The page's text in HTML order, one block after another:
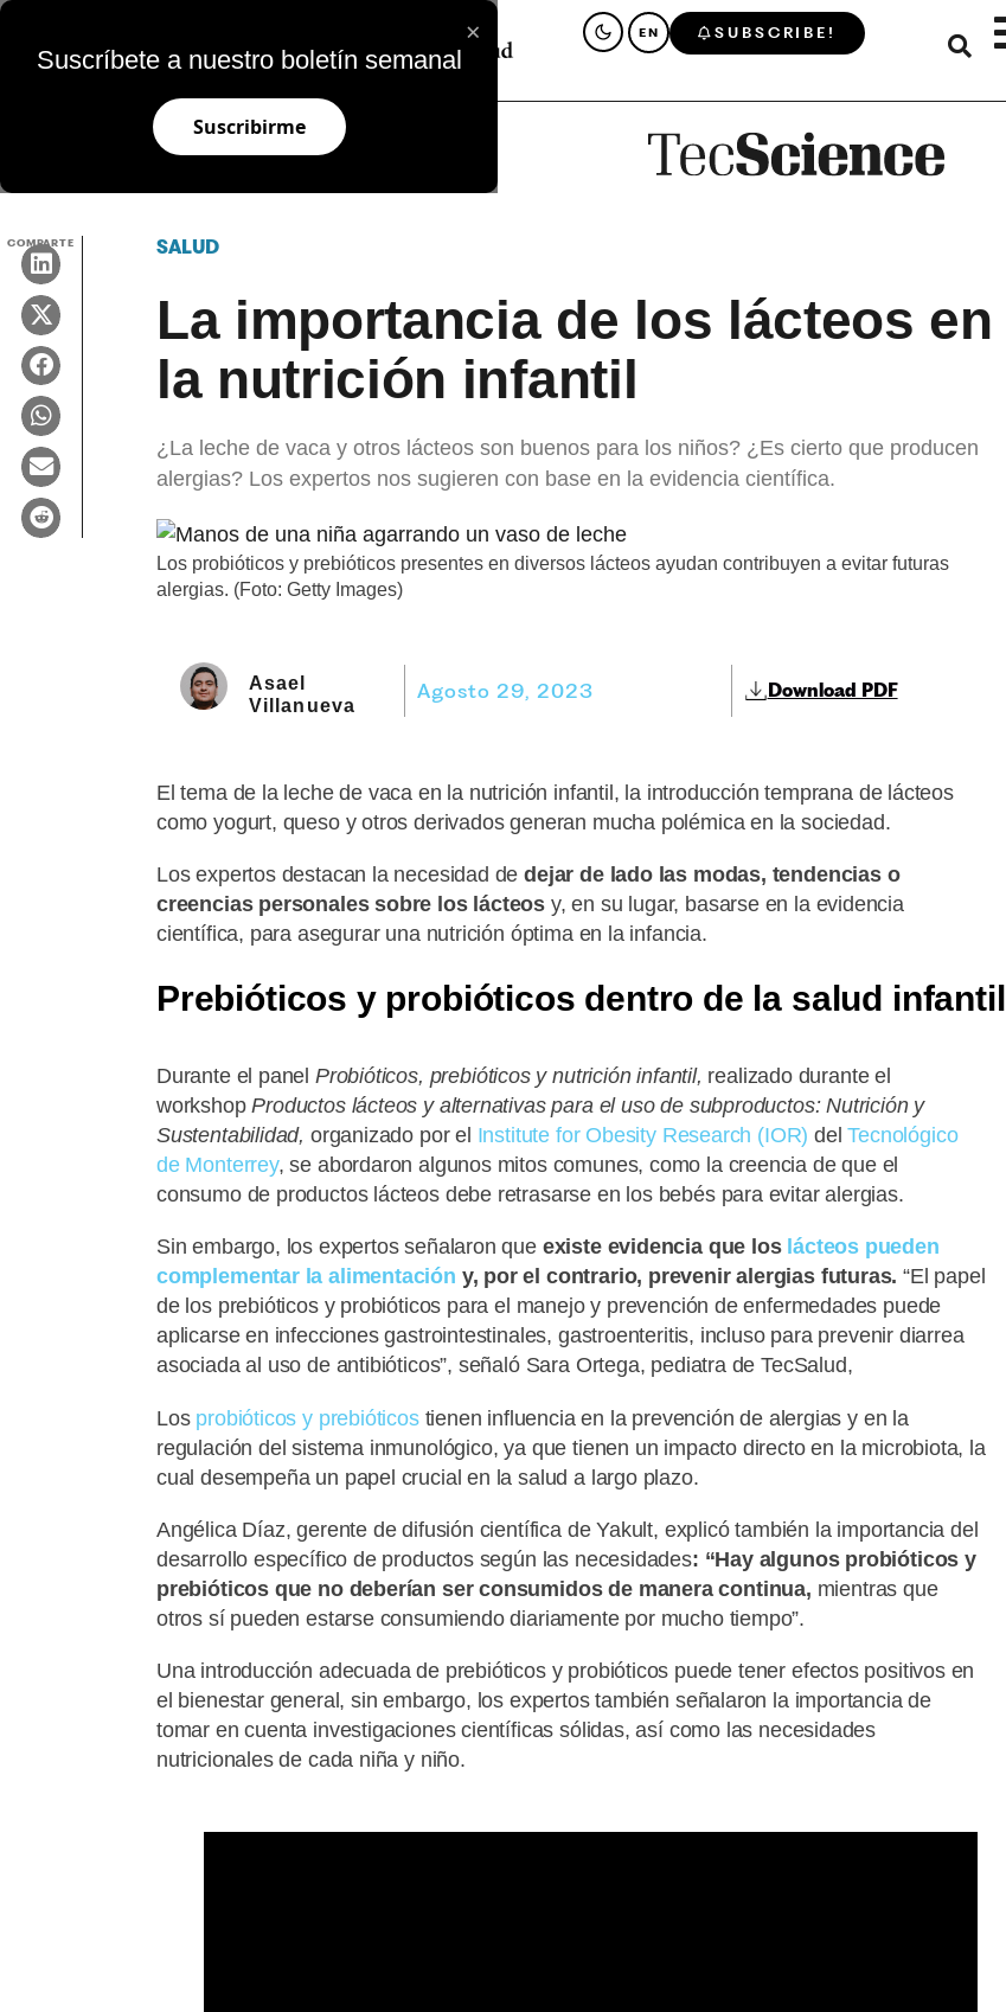
×
Suscríbete a nuestro boletín semanal
Suscribirme
EN SUBSCRIBE!
COMPARTE SALUD
La importancia de los lácteos en
la nutrición infantil
¿La leche de vaca y otros lácteos son buenos para los niños? ¿Es cierto que producen
alergias? Los expertos nos sugieren con base en la evidencia científica.
Los probióticos y prebióticos presentes en diversos lácteos ayudan contribuyen a evitar futuras
alergias. (Foto: Getty Images)
Asael
Villanueva
Agosto 29, 2023 Download PDF
El tema de la leche de vaca en la nutrición infantil, la introducción temprana de lácteos
como yogurt, queso y otros derivados generan mucha polémica en la sociedad.
Los expertos destacan la necesidad dedejar de lado las modas, tendencias o
creencias personales sobre los lácteos y, en su lugar, basarse en la evidencia
científica, para asegurar una nutrición óptima en la infancia.
Prebióticos y probióticos dentro de la salud infantil
Durante el panel Probióticos, prebióticos y nutrición infantil, realizado durante el
workshopProductos lácteos y alternativas para el uso de subproductos: Nutrición y
Sustentabilidad, organizado por el Institute for Obesity Research (IOR) del Tecnológico
de Monterrey, se abordaron algunos mitos comunes, como la creencia de que el
consumo de productos lácteos debe retrasarse en los bebés para evitar alergias.
Sin embargo, los expertos señalaron que existe evidencia que los lácteos pueden
complementar la alimentación y, por el contrario, prevenir alergias futuras.“El papel
de los prebióticos y probióticos para el manejo y prevención de enfermedades puede
aplicarse en infecciones gastrointestinales, gastroenteritis, incluso para prevenir diarrea
asociada al uso de antibióticos”, señaló Sara Ortega, pediatra de TecSalud,
Los probióticos y prebióticostienen influencia en la prevención de alergias y en la
regulación del sistema inmunológico, ya que tienen un impacto directo en la microbiota, la
cual desempeña un papel crucial en la salud a largo plazo.
Angélica Díaz, gerente de difusión científica de Yakult, explicó también la importancia del
desarrollo específico de productos según las necesidades: “Hay algunos probióticos y
prebióticos que no deberían ser consumidos de manera continua, mientras que
otros sí pueden estarse consumiendo diariamente por mucho tiempo”.
Una introducción adecuada de prebióticos y probióticos puede tener efectos positivos en
el bienestar general, sin embargo, los expertos también señalaron la importancia de
tomar en cuenta investigaciones científicas sólidas, así como las necesidades
nutricionales de cada niña y niño.